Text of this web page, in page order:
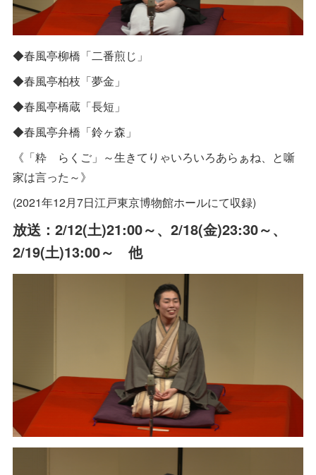
◆春風亭柳橋「二番煎じ」
◆春風亭柏枝「夢金」
◆春風亭橋蔵「長短」
◆春風亭弁橋「鈴ヶ森」
《「粋 らくご」～生きてりゃいろいろあらぁね、と噺
家は言った～》
(2021年12月7日江戸東京博物館ホールにて収録)
放送：2/12(土)21:00～、2/18(金)23:30～、
2/19(土)13:00～ 他